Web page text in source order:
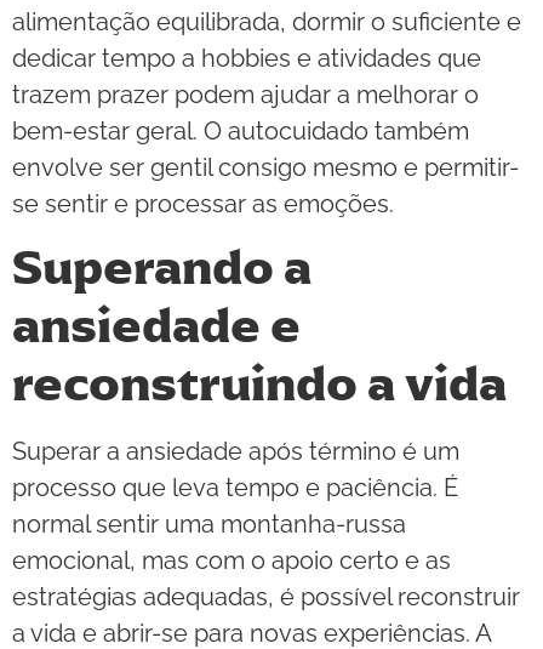
alimentação equilibrada, dormir o suficiente e
dedicar tempo a hobbies e atividades que
trazem prazer podem ajudar a melhorar o
bem-estar geral. O autocuidado também
envolve ser gentil consigo mesmo e permitir-
se sentir e processar as emoções.
Superando a
ansiedade e
reconstruindo a vida
Superar a ansiedade após término é um
processo que leva tempo e paciência. É
normal sentir uma montanha-russa
emocional, mas com o apoio certo e as
estratégias adequadas, é possível reconstruir
a vida e abrir-se para novas experiências. A